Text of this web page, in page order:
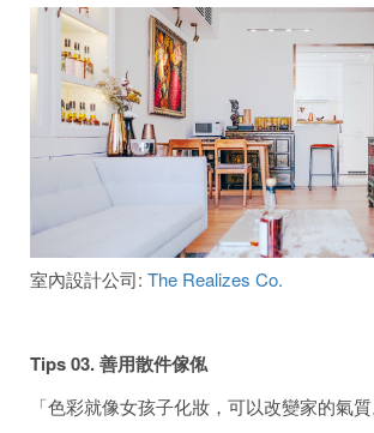
室內設計公司: The Realizes Co.
Tips 03.善用散件傢俬
「色彩就像女孩子化妝，可以改變家的氣